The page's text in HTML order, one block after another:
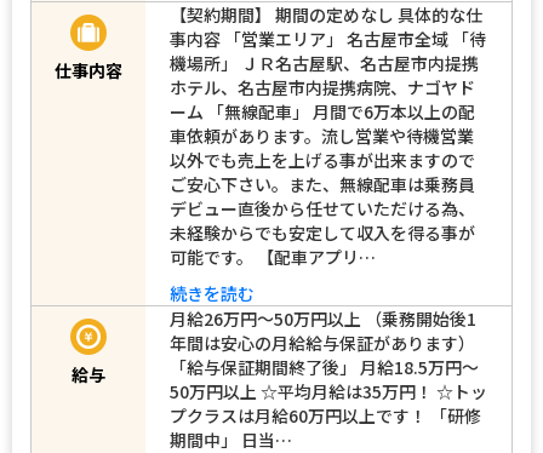
仕事内容
【契約期間】 期間の定めなし 具体的な仕
事内容 「営業エリア」 名古屋市全域 「待
機場所」 ＪＲ名古屋駅、名古屋市内提携
ホテル、名古屋市内提携病院、ナゴヤド
ーム 「無線配車」 月間で6万本以上の配
車依頼があります。流し営業や待機営業
以外でも売上を上げる事が出来ますので
ご安心下さい。また、無線配車は乗務員
デビュー直後から任せていただける為、
未経験からでも安定して収入を得る事が
可能です。 【配車アプリ…
続きを読む
給与
月給26万円～50万円以上 （乗務開始後1
年間は安心の月給給与保証があります）
「給与保証期間終了後」 月給18.5万円～
50万円以上 ☆平均月給は35万円！ ☆トッ
プクラスは月給60万円以上です！ 「研修
期間中」 日当…